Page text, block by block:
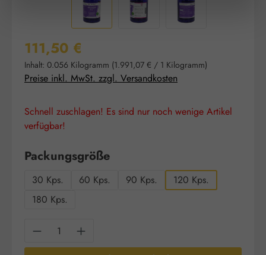
Regulärer Preis:
111,50 €
Inhalt: 0.056 Kilogramm (1.991,07 € / 1 Kilogramm)
Preise inkl. MwSt. zzgl. Versandkosten
Schnell zuschlagen! Es sind nur noch wenige Artikel
verfügbar!
Packungsgrößeauswählen
30 Kps. 60 Kps. 90 Kps.
120 Kps.
180 Kps.
Produkt Anzahl: Gib den gewünschten